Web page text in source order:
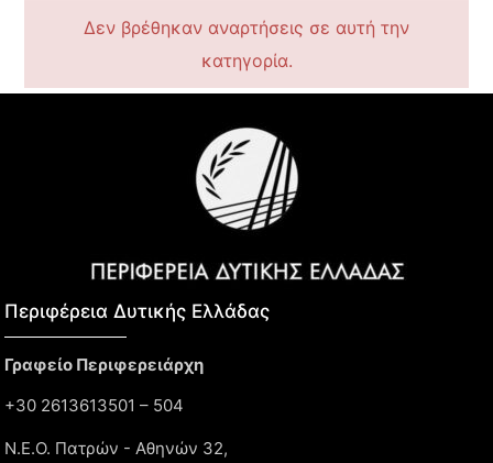
Δεν βρέθηκαν αναρτήσεις σε αυτή την
κατηγορία.
Περιφέρεια Δυτικής Ελλάδας​
Γραφείο Περιφερειάρχη
+30 2613613501 – 504
Ν.Ε.Ο. Πατρών - Αθηνών 32,